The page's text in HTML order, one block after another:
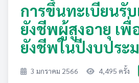
การขึ้นทะเบียนรับ
ยังชีพผู้สูงอายุ เพื่
ยังชีพในปีงบประ
3 มกราคม 2566 4,495 ครั้ง